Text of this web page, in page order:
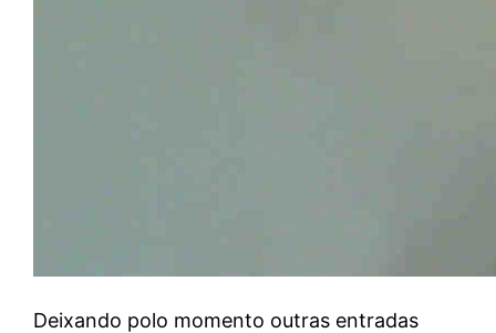
Deixando polo momento outras entradas